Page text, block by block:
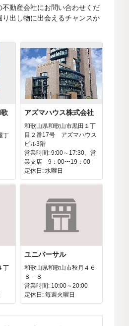
動産会社にお問い合わせくだ
出し物に出会えるチャンスか
丁
アズマハウス株式会社
和歌山県和歌山市黒田１丁
目２番17号 アズマハウス
ビル3階
営業時間: 9:00～17:30、営
業支店 9：00〜19：00
定休日: 水曜日
丁
ユニバーサル
和歌山県和歌山市秋月４６
８－８
営業時間: 10:00～20:00
定休日: 毎週火曜日